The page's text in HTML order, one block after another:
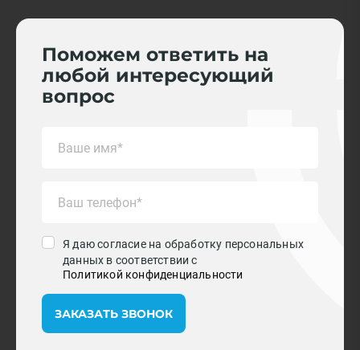
Поможем ответить на
любой интересующий
вопрос
Я даю согласие на обработку персональных
данных в соответствии с
Политикой конфиденциальности
ЗАКАЗАТЬ ЗВОНОК